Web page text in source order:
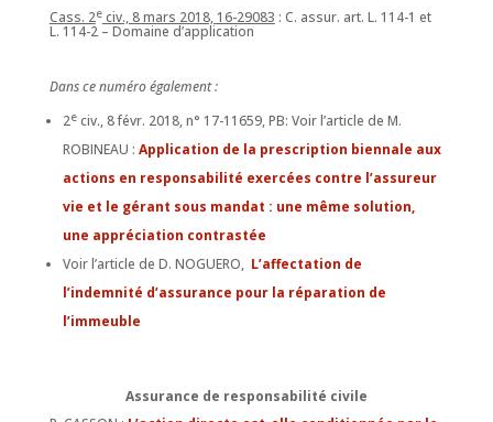
Cass. 2eciv., 8 mars 2018, 16-29083 : C. assur. art. L. 114-1 et
L. 114-2 – Domaine d’application
Dans ce numéro également :
2eciv., 8 févr. 2018, n° 17-11659, PB: Voir l’article de M.
ROBINEAU : Application de la prescription biennale aux
actions en responsabilité exercées contre l’assureur
vie et le gérant sous mandat : une même solution,
une appréciation contrastée
Voir l’article de D. NOGUERO, L’affectation de
l’indemnité d’assurance pour la réparation de
l’immeuble
Assurance de responsabilité civile